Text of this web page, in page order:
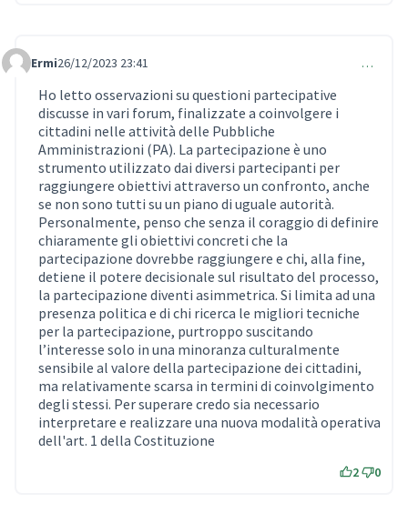
Comment 819
Ermi26/12/2023 23:41 …
Ho letto osservazioni su questioni partecipative
discusse in vari forum, finalizzate a coinvolgere i
cittadini nelle attività delle Pubbliche
Amministrazioni (PA). La partecipazione è uno
strumento utilizzato dai diversi partecipanti per
raggiungere obiettivi attraverso un confronto, anche
se non sono tutti su un piano di uguale autorità.
Personalmente, penso che senza il coraggio di definire
chiaramente gli obiettivi concreti che la
partecipazione dovrebbe raggiungere e chi, alla fine,
detiene il potere decisionale sul risultato del processo,
la partecipazione diventi asimmetrica. Si limita ad una
presenza politica e di chi ricerca le migliori tecniche
per la partecipazione, purtroppo suscitando
l’interesse solo in una minoranza culturalmente
sensibile al valore della partecipazione dei cittadini,
ma relativamente scarsa in termini di coinvolgimento
degli stessi. Per superare credo sia necessario
interpretare e realizzare una nuova modalità operativa
dell'art. 1 della Costituzione
2 0